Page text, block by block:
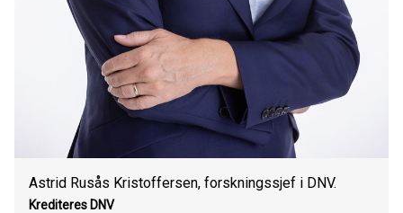
Astrid Rusås Kristoffersen, forskningssjef i DNV.
Krediteres DNV